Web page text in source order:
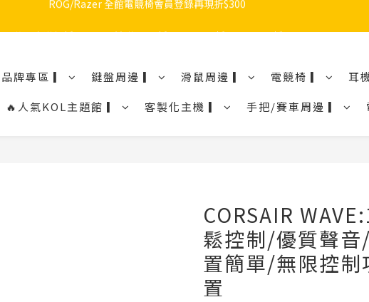
ROG/Razer 全館電競椅會員登錄再現折$300
🔥品牌限定滿額折🔥ROG周邊滿1500折100 / 2500折200 / 3000折300
品牌專區 ▎ 鍵盤周邊 ▎ 滑鼠周邊 ▎ 電競椅 ▎
耳
🔥人氣KOL主題館 ▎ 客製化主機 ▎ 手把/賽車周邊 ▎
CORSAIR
鬆控制/優質聲
置簡單/無限控
置